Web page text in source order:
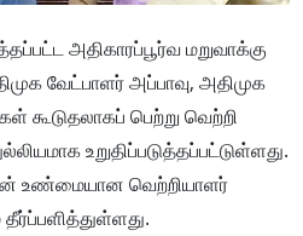
அதிகாரப்பூர்வ மறுவாக்கு
வேட்பாளர் அப்பாவு, அதிமுக
கூடுதலாகப் பெற்று வெற்றி
உறுதிப்படுத்தப்பட்டுள்ளது.
உண்மையான வெற்றியாளர்